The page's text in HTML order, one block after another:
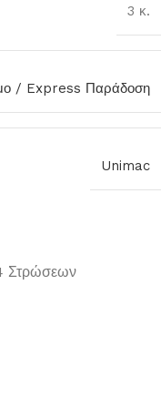
3 κ.
/ Express Παράδοση
Unimac
Στρώσεων